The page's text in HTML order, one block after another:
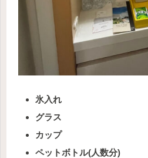
氷入れ
グラス
カップ
ペットボトル(人数分)